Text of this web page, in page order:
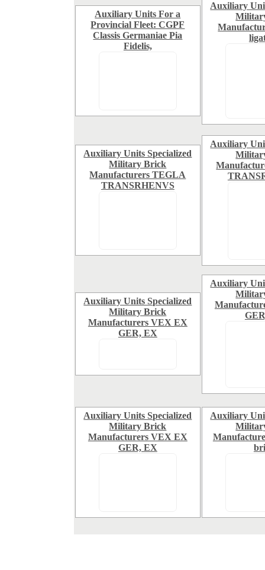
Auxiliary Units For a
Provincial Fleet: CGPF
Classis Germaniae Pia
Fidelis,
Auxiliary
Auxiliary Units Specialized
Military Brick
Manufacturers TEGLA
TRANSRHENVS
Auxiliary
Auxiliary Units Specialized
Military Brick
Manufacturers VEX EX
GER, EX
Auxiliary
Auxiliary Units Specialized
Military Brick
Manufacturers VEX EX
GER, EX
Auxiliary